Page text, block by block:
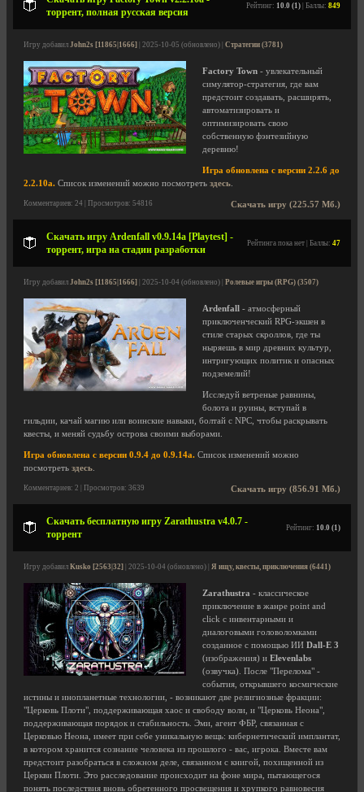
торрент, полная русская версия
Рейтинг: 10.0 (1) | Баллы: 849
Игру добавил John2s [11865|1666] | 2025-10-05 (обновлено) | Стратегии (3781)
Factory Town - увлекательный
симулятор-стратегия, где вам
предстоит создавать, расширять,
автоматизировать и
оптимизировать свою
собственную фэнтезийную
деревню!
Игра обновлена с версии 2.2.6 до
2.2.10a. Список изменений можно посмотреть здесь
Скачать игру (225.57 Мб.)
Комментариев: 24 | Просмотров: 54816
Скачать игру Ardenfall v0.9.14a [Playtest] -
торрент, игра на стадии разработки
Рейтинга пока нет | Баллы: 47
Игру добавил John2s [11865|1666] | 2025-10-04 (обновлено) | Ролевые игры (RPG) (3507)
Ardenfall - атмосферный
приключенческий RPG-экшен в
стиле старых скроллов, где ты
ныряешь в мир древних культур,
интригующих политик и опасных
подземелий!
Исследуй ветреные равнины,
болота и руины, вступай в
гильдии, качай магию или воинские навыки, болтай с NPC, чтобы раскрывать
квесты, и меняй судьбу острова своими выборами.
Игра обновлена с версии 0.9.4 до 0.9.14a. Список изменений можно
посмотреть здесь
Скачать игру (856.91 Мб.)
Комментариев: 2 | Просмотров: 3639
Скачать бесплатную игру Zarathustra v4.0.7 -
торрент
Рейтинг: 10.0 (1)
Игру добавил Kusko [2563|32] | 2025-10-04 (обновлено) | Я ищу, квесты, приключения (6441)
Zarathustra - классическое
приключение в жанре point and
click с инвентарными и
диалоговыми головоломками
созданное с помощью ИИ Dall-E 3
(изображения) и Elevenlabs
(озвучка). После "Перелома" -
события, открывшего космические
истины и инопланетные технологии, - возникают две религиозные фракции:
"Церковь Плоти", поддерживающая хаос и свободу воли, и "Церковь Неона",
поддерживающая порядок и стабильность. Эми, агент ФБР, связанная с
Церковью Неона, имеет при себе уникальную вещь: кибернетический имплантат,
в котором хранится сознание человека из прошлого - вас, игрока. Вместе вам
предстоит разобраться в сложном деле, связанном с книгой, похищенной из
Церкви Плоти. Это расследование происходит на фоне мира, пытающегося
понять последствия вновь обретенного просвещения и хрупкого равновесия